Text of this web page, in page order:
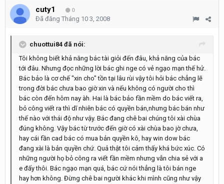
cuty1 0
Đã đăng Tháng 10 3, 2008
chuottui84 đã nói:
Tôi không biết khả năng bác tài giỏi đến đâu, khả năng của bác
tới đâu. Nhưng đọc những lời bác ghi nge có vẻ ngạo mạn thế hử.
Bác bảo là cơ chế "xin cho" tồn tại lâu rùi vậy tôi hỏi bác chẳng lẽ
trong đời bác chưa bao giờ xin và nếu không có người cho thì
bác còn đến hôm nay àh. Hai là bác bảo fần mềm do bác viết ra,
bỏ công viết ra thì dĩ nhiên bác có quyền bán,nhưng bác bán như
thế nào với thái độ như vậy. Bác đang chê bai chúng tôi xài chùa
đúng không. Vậy bác từ trước đến giờ có xài chùa bao jờ chưa,
hay cái fần cad bác có mua bản quyền kô, hay win dow bác
đang xài là bản quyền chứ. Quả thật tôi cảm thấy khá bức xúc. Có
những người họ bỏ công ra viết fần mềm nhưng vẫn chia sẻ với a
e đấy thôi. Bác ngạo mạn quá, bác cứ nói thẳng là tôi bán nge
hay hơn không. Đừng chê bai người khác khi mình cũng như vậy